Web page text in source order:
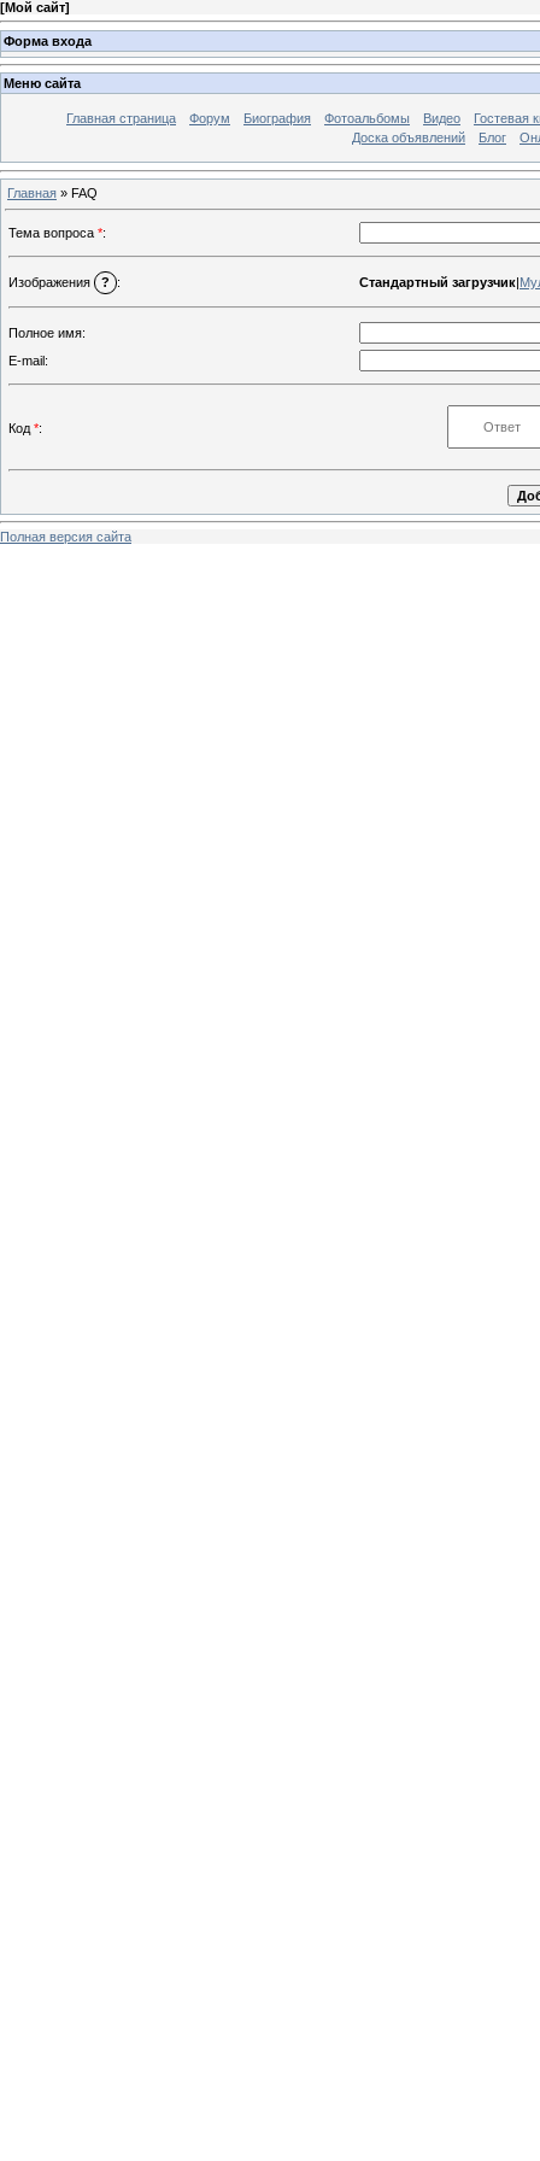
[Мой сайт]
Форма входа
Меню сайта
Главная страница Форум Биография Фотоальбомы Видео
Гостевая
Доска объявлений
Блог
Главная » FAQ
Тема вопроса *:
Изображения ? : Стандартный загрузчик|
Полное имя:
E-mail:
Код *:
Полная версия сайта